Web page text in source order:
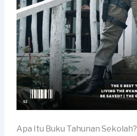
Apa Itu Buku Tahunan Sekolah?